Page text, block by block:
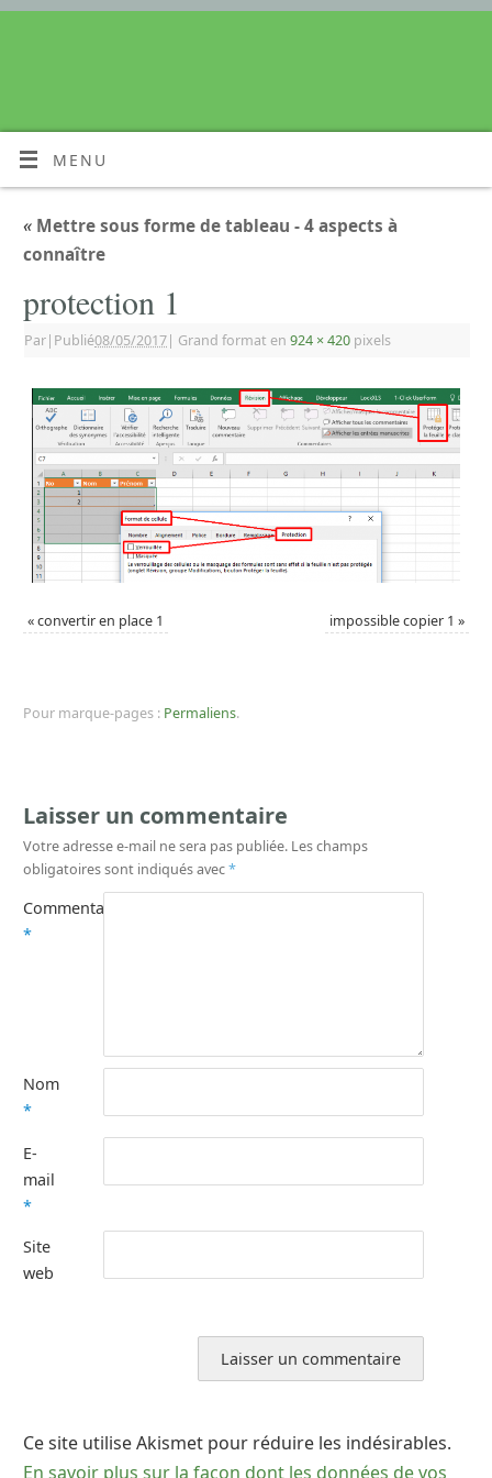
MENU
« Mettre sous forme de tableau - 4 aspects à
connaître
protection 1
Par| Publié08/05/2017| Grand format en 924 × 420 pixels
«convertir en place 1 impossible copier 1 »
Pour marque-pages : Permaliens.
Laisser un commentaire
Votre adresse e-mail ne sera pas publiée. Les champs
obligatoires sont indiqués avec*
Commentaire
*
Nom
*
E-
mail
*
Site
web
Ce site utilise Akismet pour réduire les indésirables.
En savoir plus sur la façon dont les données de vos